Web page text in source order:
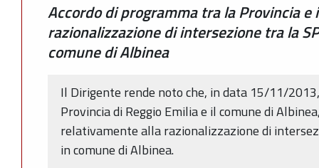
Accordo di programma tra la Provincia e
razionalizzazione di intersezione tra la
comune di Albinea
Il Dirigente rende noto che, in data 15/11/
Provincia di Reggio Emilia e il comune di
relativamente alla razionalizzazione di
in comune di Albinea.